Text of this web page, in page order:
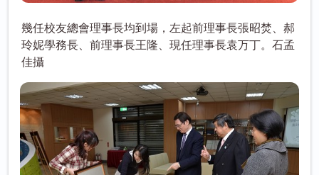
幾任校友總會理事長均到場，左起前理事長張昭焚、郝
玲妮學務長、前理事長王隆、現任理事長袁万丁。石孟
佳攝